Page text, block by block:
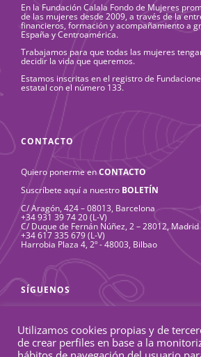
En la Fundación Calala Fondo de Mujeres
de las mujeres desde 2009, a través de la
financieros, formación y acompañamiento a
España y Centroamérica.
Trabajamos para que todas las mujeres
decidir la vida que queremos.
Estamos inscritas en el registro de
estatal con el número 133.
CONTACTO
Quiero ponerme enCONTACTO
Suscríbete aquí a nuestro BOLETÍN
C/ Aragón, 424 – 08013, Barcelona
+34 931 39 74 20 (L-V)
C/ Duque de Fernán Núñez, 2 – 28012, Madrid
+34 617 335 679 (L-V)
Harrobia Plaza 4, 2º - 48003, Bilbao
SÍGUENOS
Facebook Flickr
Utilizamos cookies propias y de
de crear perfiles en base a la